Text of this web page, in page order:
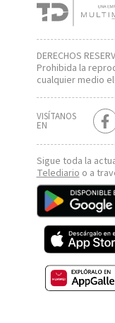
DERECHOS
Prohibida la
cualquier medio
VISÍTANOS
EN
Sigue toda la
Telediarioo a